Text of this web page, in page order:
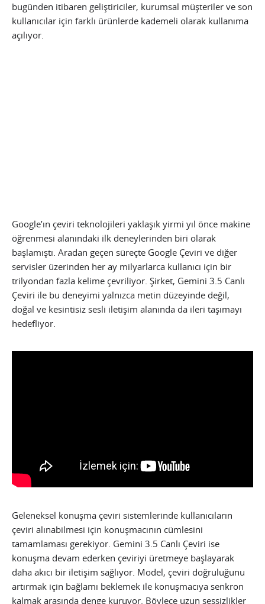
bugünden itibaren geliştiriciler, kurumsal müşteriler ve son
kullanıcılar için farklı ürünlerde kademeli olarak kullanıma
açılıyor.
Google’ın çeviri teknolojileri yaklaşık yirmi yıl önce makine
öğrenmesi alanındaki ilk deneylerinden biri olarak
başlamıştı. Aradan geçen süreçte Google Çeviri ve diğer
servisler üzerinden her ay milyarlarca kullanıcı için bir
trilyondan fazla kelime çevriliyor. Şirket, Gemini 3.5 Canlı
Çeviri ile bu deneyimi yalnızca metin düzeyinde değil,
doğal ve kesintisiz sesli iletişim alanında da ileri taşımayı
hedefliyor.
Geleneksel konuşma çeviri sistemlerinde kullanıcıların
çeviri alınabilmesi için konuşmacının cümlesini
tamamlaması gerekiyor. Gemini 3.5 Canlı Çeviri ise
konuşma devam ederken çeviriyi üretmeye başlayarak
daha akıcı bir iletişim sağlıyor. Model, çeviri doğruluğunu
artırmak için bağlamı beklemek ile konuşmacıya senkron
kalmak arasında denge kuruyor. Böylece uzun sessizlikler